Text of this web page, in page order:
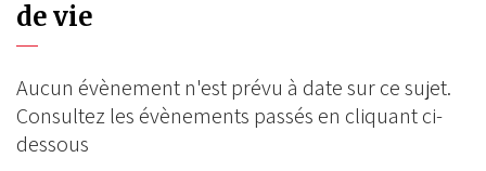
de vie
Aucun évènement n'est prévu à date sur ce sujet.
Consultez les évènements passés en cliquant ci-
dessous